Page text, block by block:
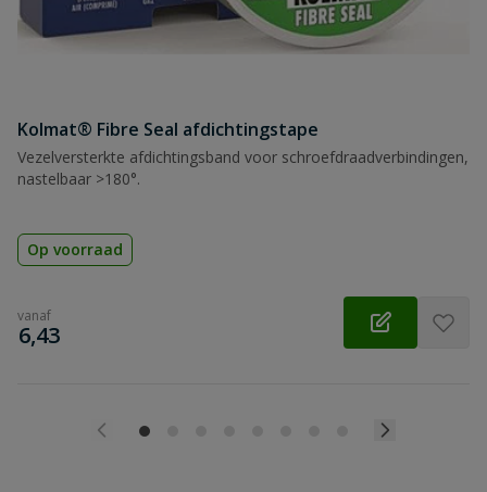
Kolmat® Fibre Seal afdichtingstape
Vezelversterkte afdichtingsband voor schroefdraadverbindingen,
nastelbaar >180°.
Op voorraad
vanaf
€
6,43